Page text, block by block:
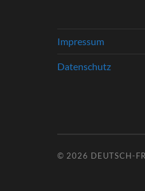
Impressum
Datenschutz
© 2026 DEUTSCH-